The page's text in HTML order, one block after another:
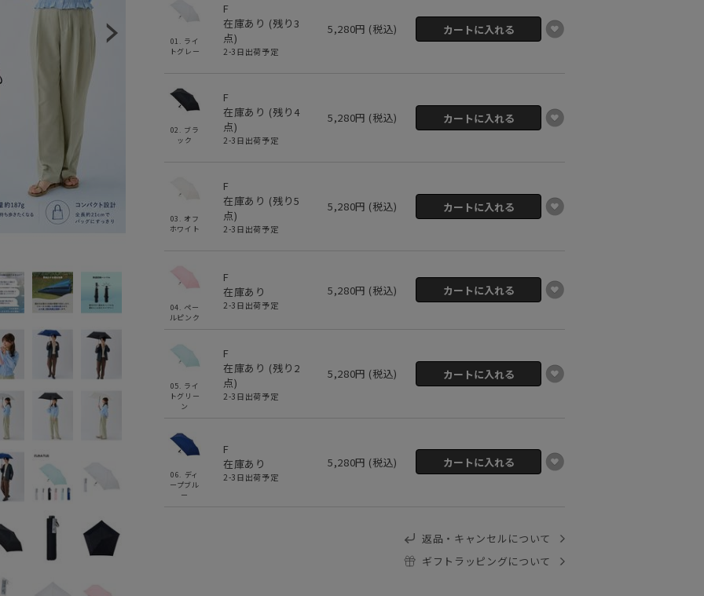
01. ライ
トグレー
F
在庫あり (残り3
点)
2-3日出荷予定
5,280円 (税込)
02. ブラ
ック
F
在庫あり (残り 4
点)
2-3日出荷予定
5,280円 (税込)
03. オフ
ホワイト
F
在庫あり (残り5
点)
2-3日出荷予定
5,280円 (税込)
04. ペー
ルピンク
F
在庫あり
2-3日出荷予定
5,280円 (税込)
05. ライ
トグリー
ン
F
在庫あり (残り 2
点)
2-3日出荷予定
5,280円 (税込)
06. ディ
ープブル
ー
F
在庫あり
2-3日出荷予定
5,280円 (税込)
返品・キャンセルについて
ギフトラッピングについて